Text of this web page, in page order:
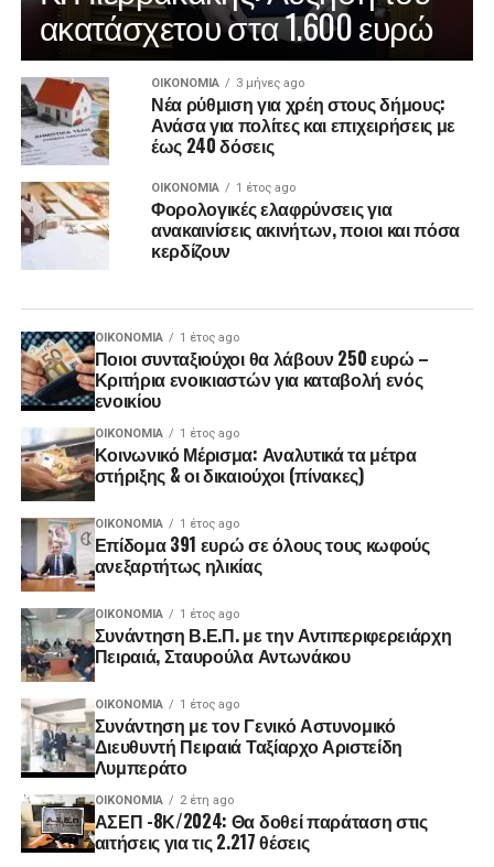
ακατάσχετου στα 1.600 ευρώ
ΟΙΚΟΝΟΜΊΑ 3 μήνες ago
Νέα ρύθμιση για χρέη στους δήμους:
Ανάσα για πολίτες και επιχειρήσεις με
έως 240 δόσεις
ΟΙΚΟΝΟΜΊΑ 1 έτος ago
Φορολογικές ελαφρύνσεις για
ανακαινίσεις ακινήτων, ποιοι και πόσα
κερδίζουν
ΟΙΚΟΝΟΜΊΑ 1 έτος ago
Ποιοι συνταξιούχοι θα λάβουν 250 ευρώ –
Κριτήρια ενοικιαστών για καταβολή ενός
ενοικίου
ΟΙΚΟΝΟΜΊΑ 1 έτος ago
Κοινωνικό Μέρισμα: Αναλυτικά τα μέτρα
στήριξης & οι δικαιούχοι (πίνακες)
ΟΙΚΟΝΟΜΊΑ 1 έτος ago
Επίδομα 391 ευρώ σε όλους τους κωφούς
ανεξαρτήτως ηλικίας
ΟΙΚΟΝΟΜΊΑ 1 έτος ago
Συνάντηση Β.Ε.Π. με την Αντιπεριφερειάρχη
Πειραιά, Σταυρούλα Αντωνάκου
ΟΙΚΟΝΟΜΊΑ 1 έτος ago
Συνάντηση με τον Γενικό Αστυνομικό
Διευθυντή Πειραιά Ταξίαρχο Αριστείδη
Λυμπεράτο
ΟΙΚΟΝΟΜΊΑ 2 έτη ago
ΑΣΕΠ -8Κ/2024: Θα δοθεί παράταση στις
αιτήσεις για τις 2.217 θέσεις